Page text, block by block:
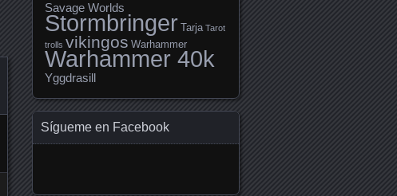
Savage Worlds
Stormbringer Tarja Tarot
trolls vikingos Warhammer
Warhammer 40k
Yggdrasill
Sígueme en Facebook